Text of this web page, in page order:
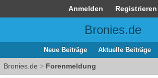
Anmelden Registrieren
Bronies.de
Neue Beiträge Aktuelle Beiträge
Bronies.de > Forenmeldung